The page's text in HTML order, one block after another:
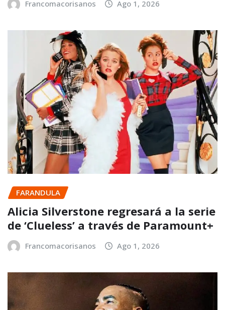
Francomacorisanos Ago 1, 2026
FARANDULA
Alicia Silverstone regresará a la serie
de ‘Clueless’ a través de Paramount+
Francomacorisanos Ago 1, 2026